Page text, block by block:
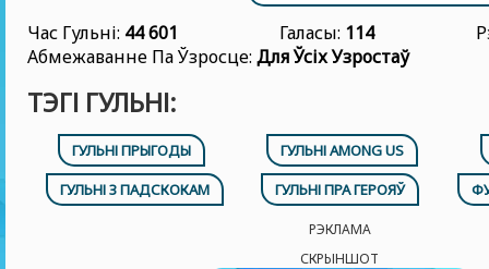
Час Гульні: 44 601 Галасы: 114
Абмежаванне Па Ўзросце: Для Ўсіх Узростаў
ТЭГІ ГУЛЬНІ:
ГУЛЬНІ ПРЫГОДЫ
ГУЛЬНІ AMONG US
ГУЛЬНІ З ПАДСКОКАМ
ГУЛЬНІ ПРА ГЕРОЯЎ
РЭКЛАМА
СКРЫНШОТ